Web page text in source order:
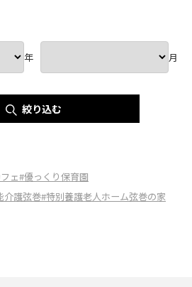
年 月
絞り込む
ェ#優っくり保育園
介護弦巻#特別養護老人ホーム弦巻の家